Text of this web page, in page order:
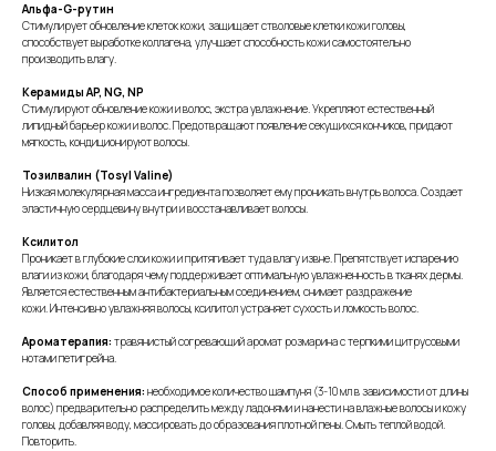
Альфа-G-рутин
Стимулирует обновление клеток кожи, защищает стволовые клетки кожи головы,
способствует выработке коллагена, улучшает способность кожи самостоятельно
производить влагу.
Керамиды AP, NG, NP
Стимулируют обновление кожи и волос, экстра увлажнение. Укрепляют естественный
липидный барьер кожи и волос. Предотвращают появление секущихся кончиков, придают
мягкость, кондиционируют волосы.
Тозилвалин (Tosyl Valine)
Низкая молекулярная масса ингредиента позволяет ему проникать внутрь волоса. Создает
эластичную сердцевину внутри и восстанавливает волосы.
Ксилитол
Проникает в глубокие слои кожи и притягивает туда влагу извне. Препятствует испарению
влаги из кожи, благодаря чему поддерживает оптимальную увлажненность в тканях дермы.
Является естественным антибактериальным соединением, снимает раздражение
кожи. Интенсивно увлажняя волосы, ксилитол устраняет сухость и ломкость волос.
Ароматерапия: травянистый согревающий аромат розмарина с терпкими цитрусовыми
нотами петигрейна.
Способ применения: необходимое количество шампуня (3-10 мл в зависимости от длины
волос) предварительно распределить между ладонями и нанести на влажные волосы и кожу
головы, добавляя воду, массировать до образования плотной пены. Смыть теплой водой.
Повторить.